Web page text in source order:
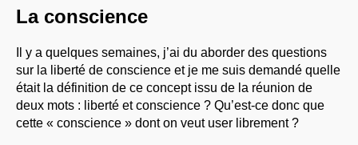
La conscience
Il y a quelques semaines, j’ai du aborder des questions
sur la liberté de conscience et je me suis demandé quelle
était la définition de ce concept issu de la réunion de
deux mots : liberté et conscience ? Qu’est-ce donc que
cette « conscience » dont on veut user librement ?